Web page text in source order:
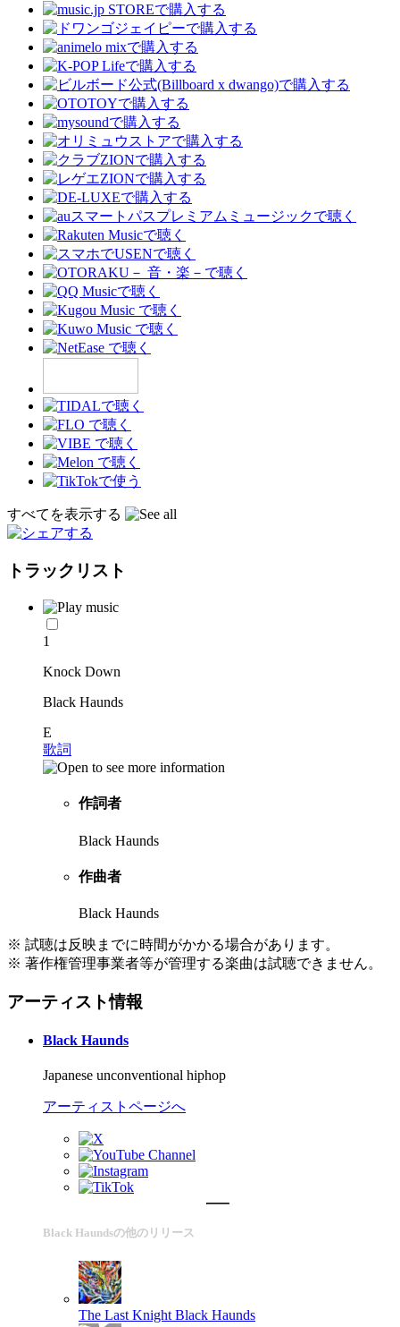
すべてを表示する
トラックリスト
1
Knock Down
Black Haunds
E
歌詞
作詞者
Black Haunds
作曲者
Black Haunds
※ 試聴は反映までに時間がかかる場合があります。
※ 著作権管理事業者等が管理する楽曲は試聴できません。
アーティスト情報
Black Haunds
Japanese unconventional hiphop
アーティストページへ
Black Haundsの他のリリース
The Last Knight Black Haunds